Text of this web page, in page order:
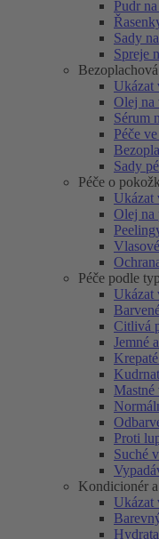
Pudr
Sady
Spreje
Ukázat
Olej na
Sérum
Péče
Sady
Péče o
Ukázat
Olej na
Péče podle
Ukázat
Citlivá
Jemné
Mastné
Proti
Suché
Kondicionér
Ukázat